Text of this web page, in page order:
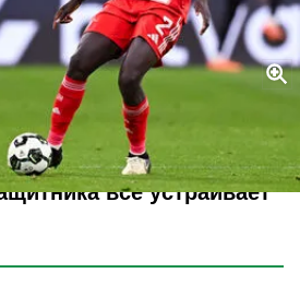
Legion-Media
все устраивает